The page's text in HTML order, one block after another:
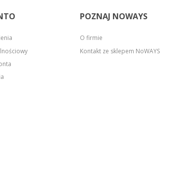
POZNAJ NOWAYS
O firmie
Kontakt ze sklepem NoWAYS